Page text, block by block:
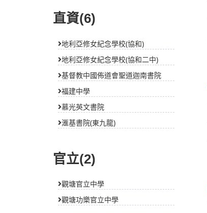
直資(6)
地利亞修女紀念學校(協和)
地利亞修女紀念學校(協和二中)
基督教中國佈道會聖道迦南書院
福建中學
慕光英文書院
滙基書院(東九龍)
官立(2)
觀塘官立中學
觀塘功樂官立中學